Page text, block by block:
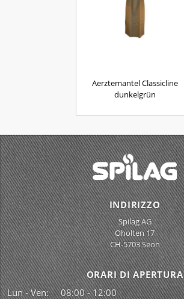
Aerztemantel Classicline
dunkelgrün
INDIRIZZO
Spilag AG
Oholten 17
CH-5703 Seon
ORARI DI APERTURA
Lun - Ven:
08:00 - 12:00